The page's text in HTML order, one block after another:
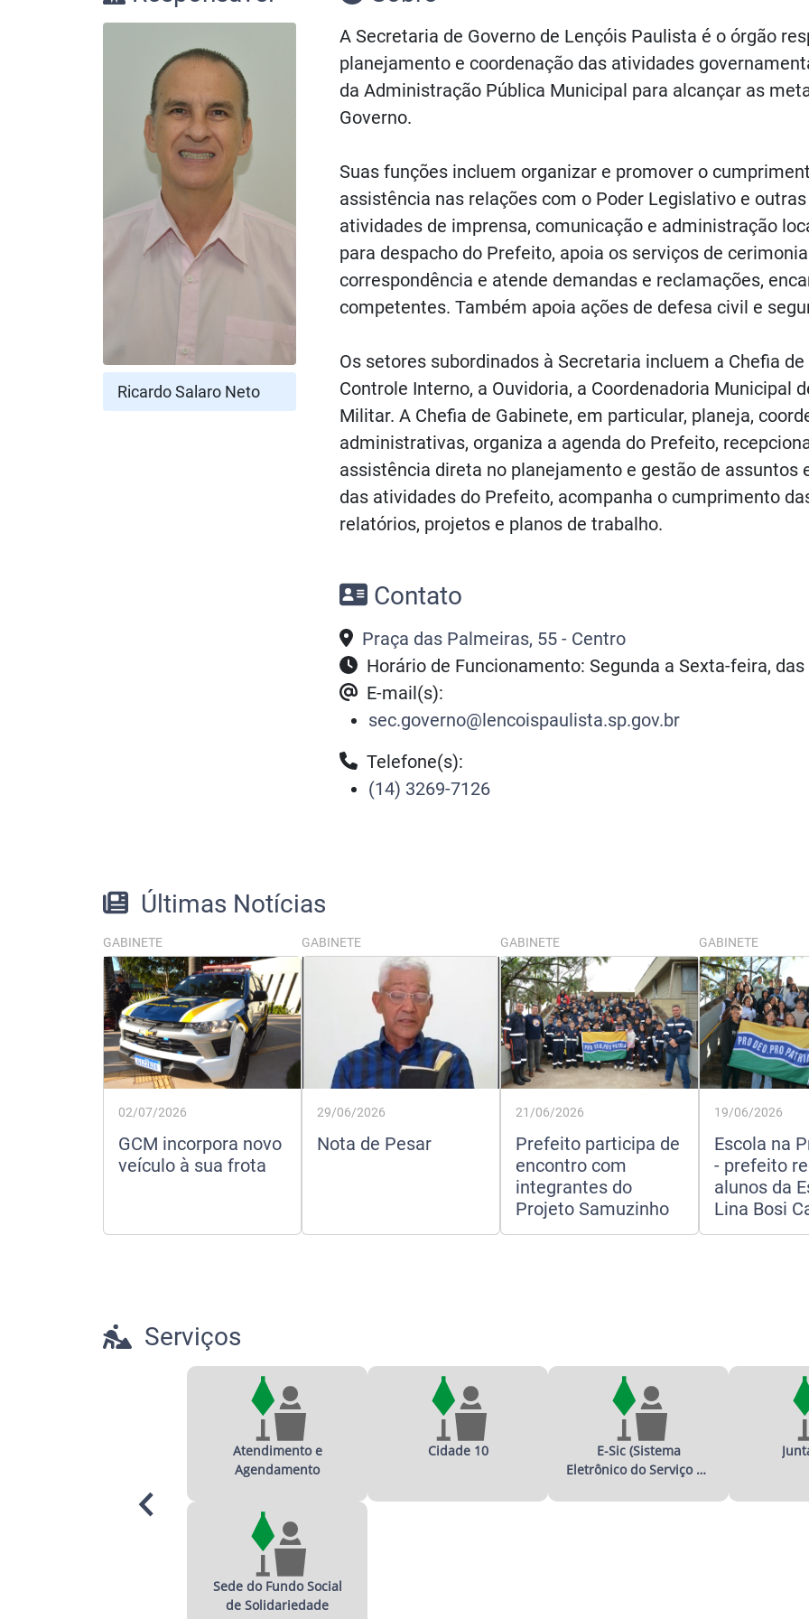
Ricardo Salaro Neto
A Secretaria de Governo de Lençóis Paulista é o órgão
planejamento e coordenação das atividades
da Administração Pública Municipal para alcançar as
Governo.
Suas funções incluem organizar e promover o
assistência nas relações com o Poder Legislativo e
atividades de imprensa, comunicação e administração
para despacho do Prefeito, apoia os serviços de
correspondência e atende demandas e reclamações,
competentes. Também apoia ações de defesa civil e
Os setores subordinados à Secretaria incluem a Chefia
Controle Interno, a Ouvidoria, a Coordenadoria Municipal
Militar. A Chefia de Gabinete, em particular, planeja,
administrativas, organiza a agenda do Prefeito,
assistência direta no planejamento e gestão de assuntos
das atividades do Prefeito, acompanha o cumprimento
relatórios, projetos e planos de trabalho.
Contato
Praça das Palmeiras, 55 - Centro
Horário de Funcionamento: Segunda a Sexta-feira, das
E-mail(s):
sec.governo@lencoispaulista.sp.gov.br
Telefone(s):
(14) 3269-7126
Últimas Notícias
GABINETE
02/07/2026
GCM incorpora novo
veículo à sua frota
GABINETE
29/06/2026
Nota de Pesar
GABINETE
21/06/2026
Prefeito participa de
encontro com
integrantes do
Projeto Samuzinho
GABINETE
19/06/2026
Escola na
- prefeito
alunos da
Lina Bosi
Serviços
Atendimento e
Agendamento
Cidade 10
E-Sic (Sistema
Eletrônico do Serviço de
Sede do Fundo Social
de Solidariedade